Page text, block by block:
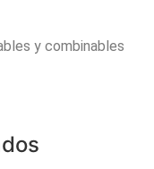
y combinables